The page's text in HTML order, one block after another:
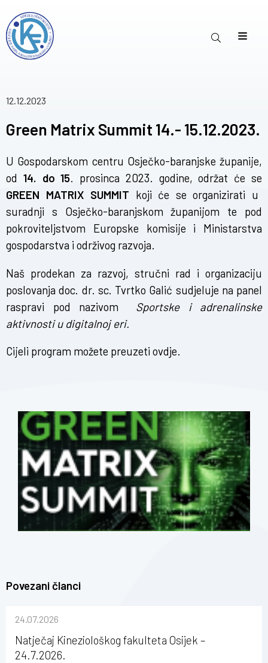
12.12.2023
Green Matrix Summit 14.- 15.12.2023.
U Gospodarskom centru Osječko-baranjske županije,
od 14. do 15. prosinca 2023. godine, održat će se
GREEN MATRIX SUMMIT koji će se organizirati u
suradnji s Osječko-baranjskom županijom te pod
pokroviteljstvom Europske komisije i Ministarstva
gospodarstva i održivog razvoja.
Naš prodekan za razvoj, stručni rad i organizaciju
poslovanja doc. dr. sc. Tvrtko Galić sudjeluje na panel
raspravi pod nazivom Sportske i adrenalinske
aktivnosti u digitalnoj eri.
Cijeli program možete preuzeti ovdje.
Povezani članci
24.07.2026
Natječaj Kineziološkog fakulteta Osijek –
24.7.2026.